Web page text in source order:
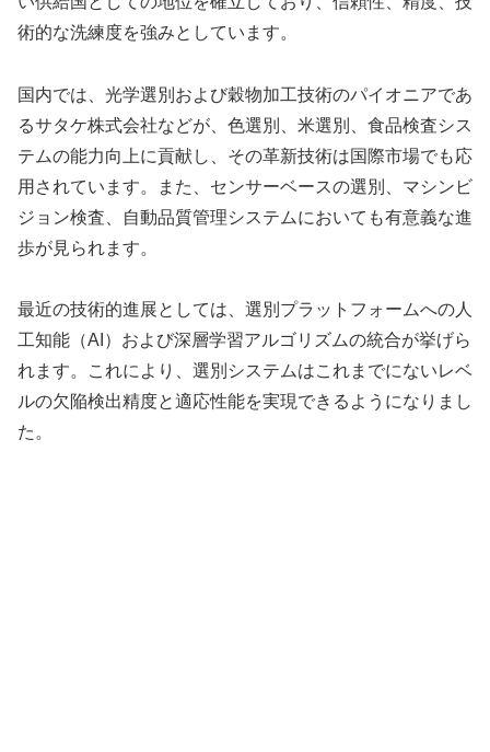
術的な洗練度を強みとしています。
国内では、光学選別および穀物加工技術のパイオニアであ
るサタケ株式会社などが、色選別、米選別、食品検査シス
テムの能力向上に貢献し、その革新技術は国際市場でも応
用されています。また、センサーベースの選別、マシンビ
ジョン検査、自動品質管理システムにおいても有意義な進
歩が見られます。
最近の技術的進展としては、選別プラットフォームへの人
工知能（AI）および深層学習アルゴリズムの統合が挙げら
れます。これにより、選別システムはこれまでにないレベ
ルの欠陥検出精度と適応性能を実現できるようになりまし
た。